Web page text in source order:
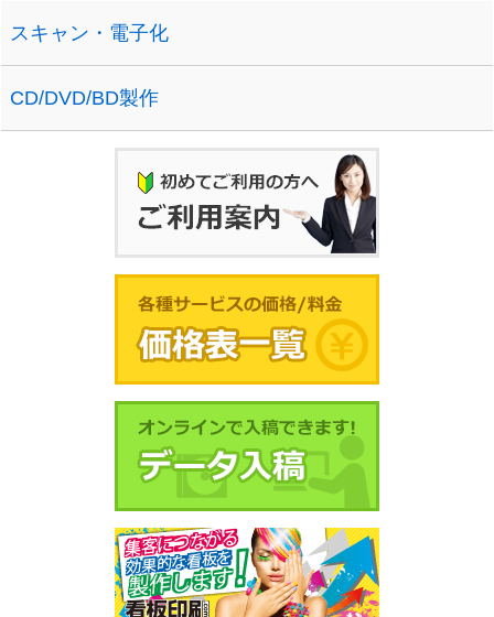
スキャン・電子化
CD/DVD/BD製作